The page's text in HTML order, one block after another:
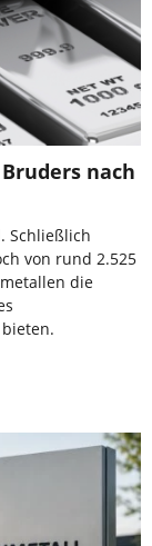
nach
Schließlich
von rund 2.525
die